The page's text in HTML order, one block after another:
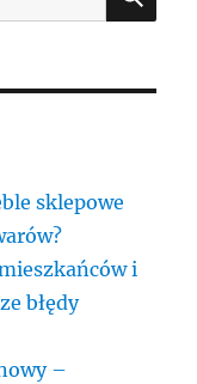
sklepowe
i
błędy
–